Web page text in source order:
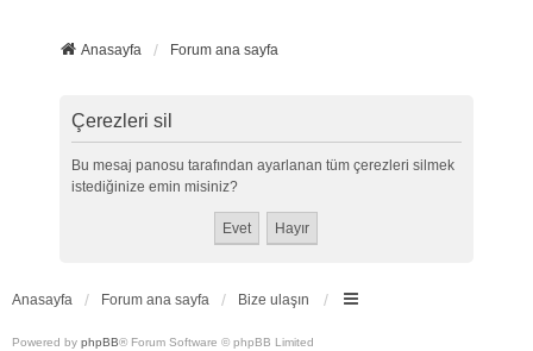
Anasayfa Forum ana sayfa
Çerezleri sil
Bu mesaj panosu tarafından ayarlanan tüm çerezleri silmek
istediğinize emin misiniz?
Anasayfa Forum ana sayfa Bize ulaşın
Powered by phpBB® Forum Software © phpBB Limited